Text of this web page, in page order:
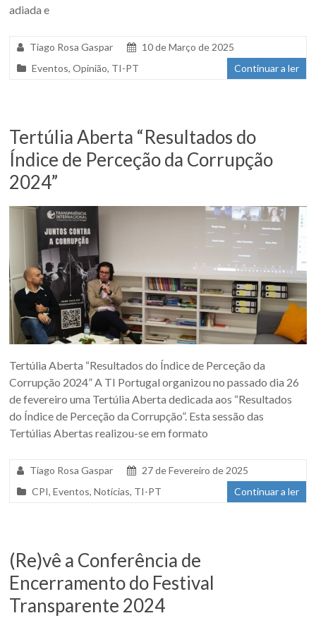
adiada e
Tiago Rosa Gaspar
10 de Março de 2025
Eventos,Opinião, TI-PT Continuar a ler
Tertúlia Aberta “Resultados do
Índice de Perceção da Corrupção
2024”
Tertúlia Aberta “Resultados do Índice de Perceção da
Corrupção 2024” A TI Portugal organizou no passado dia 26
de fevereiro uma Tertúlia Aberta dedicada aos “Resultados
do Índice de Perceção da Corrupção”. Esta sessão das
Tertúlias Abertas realizou-se em formato
Tiago Rosa Gaspar
27 de Fevereiro de 2025
CPI,Eventos,Notícias, TI-PT Continuar a ler
(Re)vê a Conferência de
Encerramento do Festival
Transparente 2024